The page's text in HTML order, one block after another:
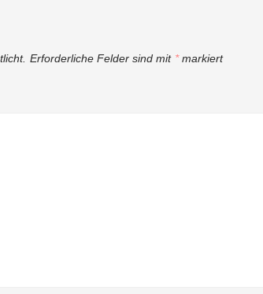
Erforderliche Felder sind mit *markiert